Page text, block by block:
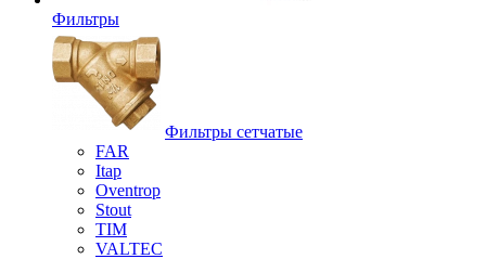
Фильтры
Фильтры сетчатые
FAR
Itap
Oventrop
Stout
TIM
VALTEC